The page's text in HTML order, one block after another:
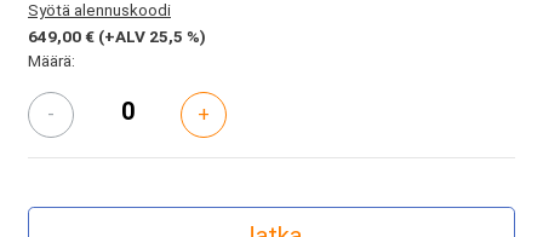
Syötä alennuskoodi
649,00 € (+ALV 25,5 %)
Määrä:
- +